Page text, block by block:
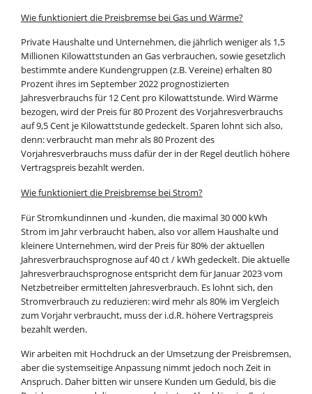
Wie funktioniert die Preisbremse bei Gas und Wärme?
Private Haushalte und Unternehmen, die jährlich weniger als 1,5
Millionen Kilowattstunden an Gas verbrauchen, sowie gesetzlich
bestimmte andere Kundengruppen (z.B. Vereine) erhalten 80
Prozent ihres im September 2022 prognostizierten
Jahresverbrauchs für 12 Cent pro Kilowattstunde. Wird Wärme
bezogen, wird der Preis für 80 Prozent des Vorjahresverbrauchs
auf 9,5 Cent je Kilowattstunde gedeckelt. Sparen lohnt sich also,
denn: verbraucht man mehr als 80 Prozent des
Vorjahresverbrauchs muss dafür der in der Regel deutlich höhere
Vertragspreis bezahlt werden.
Wie funktioniert die Preisbremse bei Strom?
Für Stromkundinnen und -kunden, die maximal 30 000 kWh
Strom im Jahr verbraucht haben, also vor allem Haushalte und
kleinere Unternehmen, wird der Preis für 80% der aktuellen
Jahresverbrauchsprognose auf 40 ct / kWh gedeckelt. Die aktuelle
Jahresverbrauchsprognose entspricht dem für Januar 2023 vom
Netzbetreiber ermittelten Jahresverbrauch. Es lohnt sich, den
Stromverbrauch zu reduzieren: wird mehr als 80% im Vergleich
zum Vorjahr verbraucht, muss der i.d.R. höhere Vertragspreis
bezahlt werden.
Wir arbeiten mit Hochdruck an der Umsetzung der Preisbremsen,
aber die systemseitige Anpassung nimmt jedoch noch Zeit in
Anspruch. Daher bitten wir unsere Kunden um Geduld, bis die